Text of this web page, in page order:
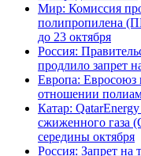
Мир: Комиссия
полипропилена
до 23 октября
Россия:
продлило запрет
Европа: Евросоюз
отношении
Катар:
сжиженного газа
середины октября
Россия: Запрет на